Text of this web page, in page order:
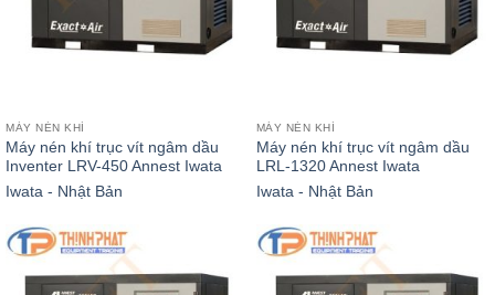
MÁY NÉN KHÍ
Máy nén khí trục vít ngâm dầu
Inventer LRV-450 Annest Iwata
Iwata - Nhật Bản
MÁY NÉN KHÍ
Máy nén khí trục vít ngâm dầu
LRL-1320 Annest Iwata
Iwata - Nhật Bản